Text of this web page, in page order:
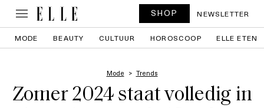
SHOP NEWSLETTER
MODE BEAUTY CULTUUR HOROSCOOP ELLE ETEN
Mode Trends
Zomer 2024 staat volledig in